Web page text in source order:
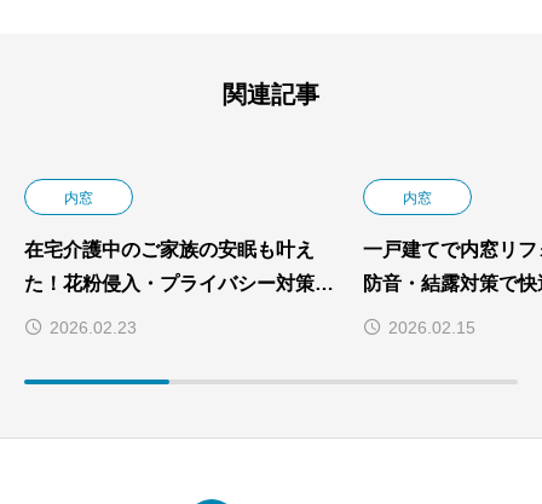
関連記事
内窓
在宅介護中のご家族の安眠も叶え
た！花粉侵入・プライバシー対策ま
で一気に解決した断熱リフォーム施
2026.02.23
内窓
一戸建てで内窓リ
防音・結露対策で
現 2026.02.15